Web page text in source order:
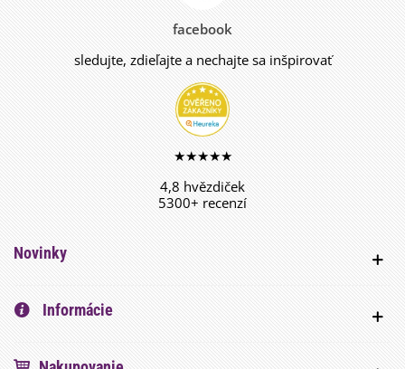
facebook
sledujte, zdieľajte a nechajte sa inšpirovať
★★★★★
4,8 hvězdiček
5300+ recenzí
Novinky
Informácie